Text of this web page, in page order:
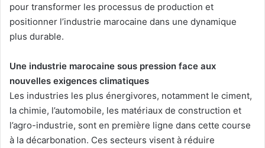
pour transformer les processus de production et
positionner l’industrie marocaine dans une dynamique
plus durable.
Une industrie marocaine sous pression face aux
nouvelles exigences climatiques
Les industries les plus énergivores, notamment le ciment,
la chimie, l’automobile, les matériaux de construction et
l’agro-industrie, sont en première ligne dans cette course
à la décarbonation. Ces secteurs visent à réduire